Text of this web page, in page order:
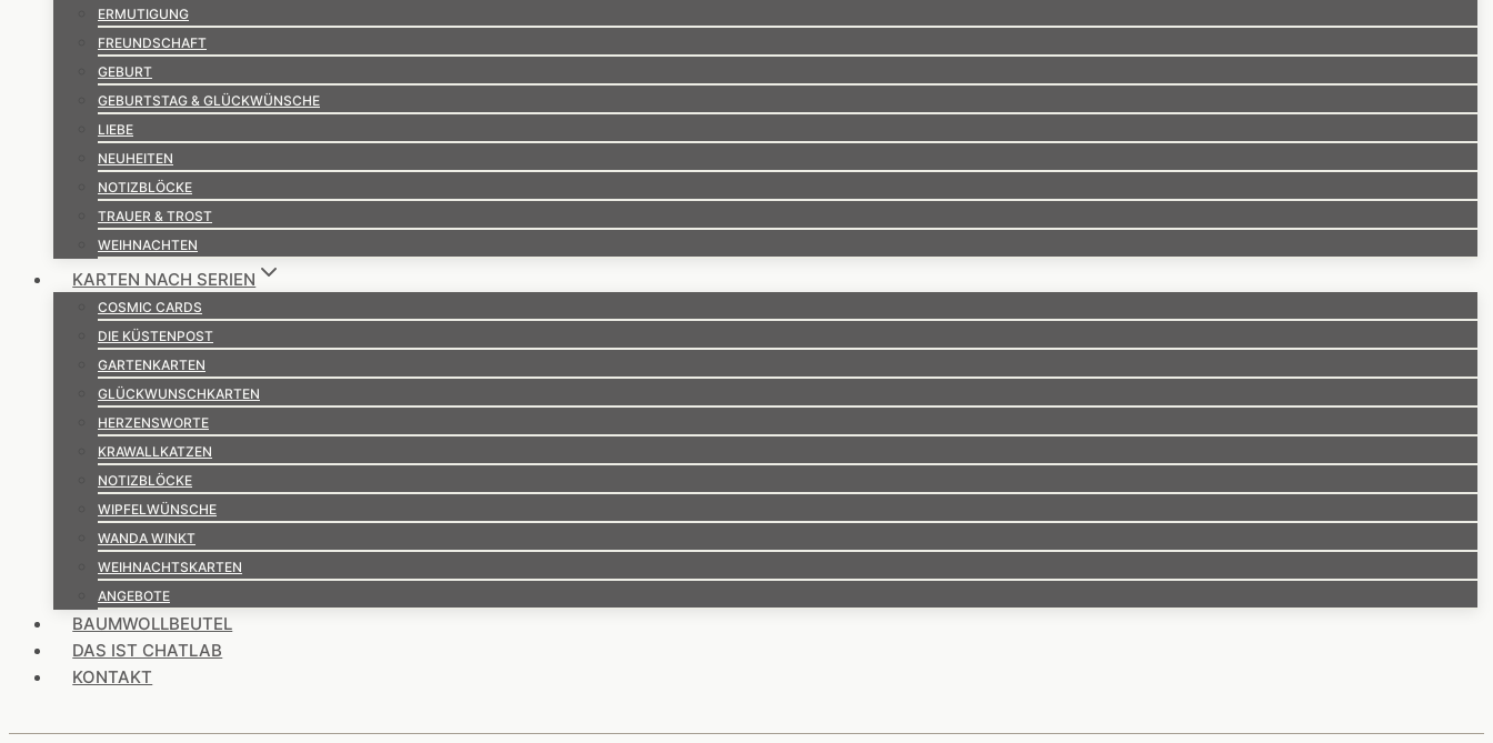
ERMUTIGUNG
FREUNDSCHAFT
GEBURT
GEBURTSTAG & GLÜCKWÜNSCHE
LIEBE
NEUHEITEN
NOTIZBLÖCKE
TRAUER & TROST
WEIHNACHTEN
KARTEN NACH SERIEN
COSMIC CARDS
DIE KÜSTENPOST
GARTENKARTEN
GLÜCKWUNSCHKARTEN
HERZENSWORTE
KRAWALLKATZEN
NOTIZBLÖCKE
WIPFELWÜNSCHE
WANDA WINKT
WEIHNACHTSKARTEN
ANGEBOTE
BAUMWOLLBEUTEL
DAS IST CHATLAB
KONTAKT